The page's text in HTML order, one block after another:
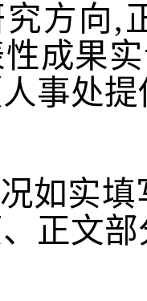
方向,
成果
事处
如实
正文